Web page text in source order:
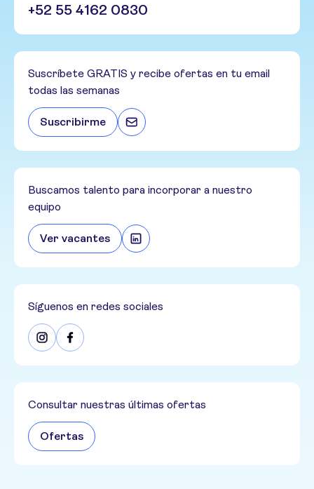
+52 55 4162 0830
Suscríbete GRATIS y recibe ofertas en tu email
todas las semanas
Suscribirme
Buscamos talento para incorporar a nuestro
equipo
Ver vacantes
Síguenos en redes sociales
Consultar nuestras últimas ofertas
Ofertas